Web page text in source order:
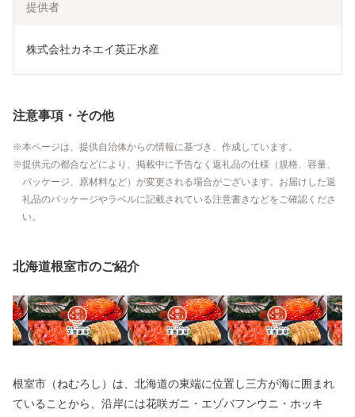
提供者
株式会社カネエイ英正水産
注意事項・その他
本ページは、提供自治体からの情報に基づき、作成しています。
提供元の都合などにより、掲載中に予告なく返礼品の仕様（規格、容量、
パッケージ、原材料など）が変更される場合がございます。お届けした返
礼品のパッケージやラベルに記載されている注意書きなどをご確認くださ
い。
北海道根室市のご紹介
根室市（ねむろし）は、北海道の東端に位置し三方が海に囲まれ
ていることから、沿岸には花咲ガニ・エゾバフンウニ・ホッキ